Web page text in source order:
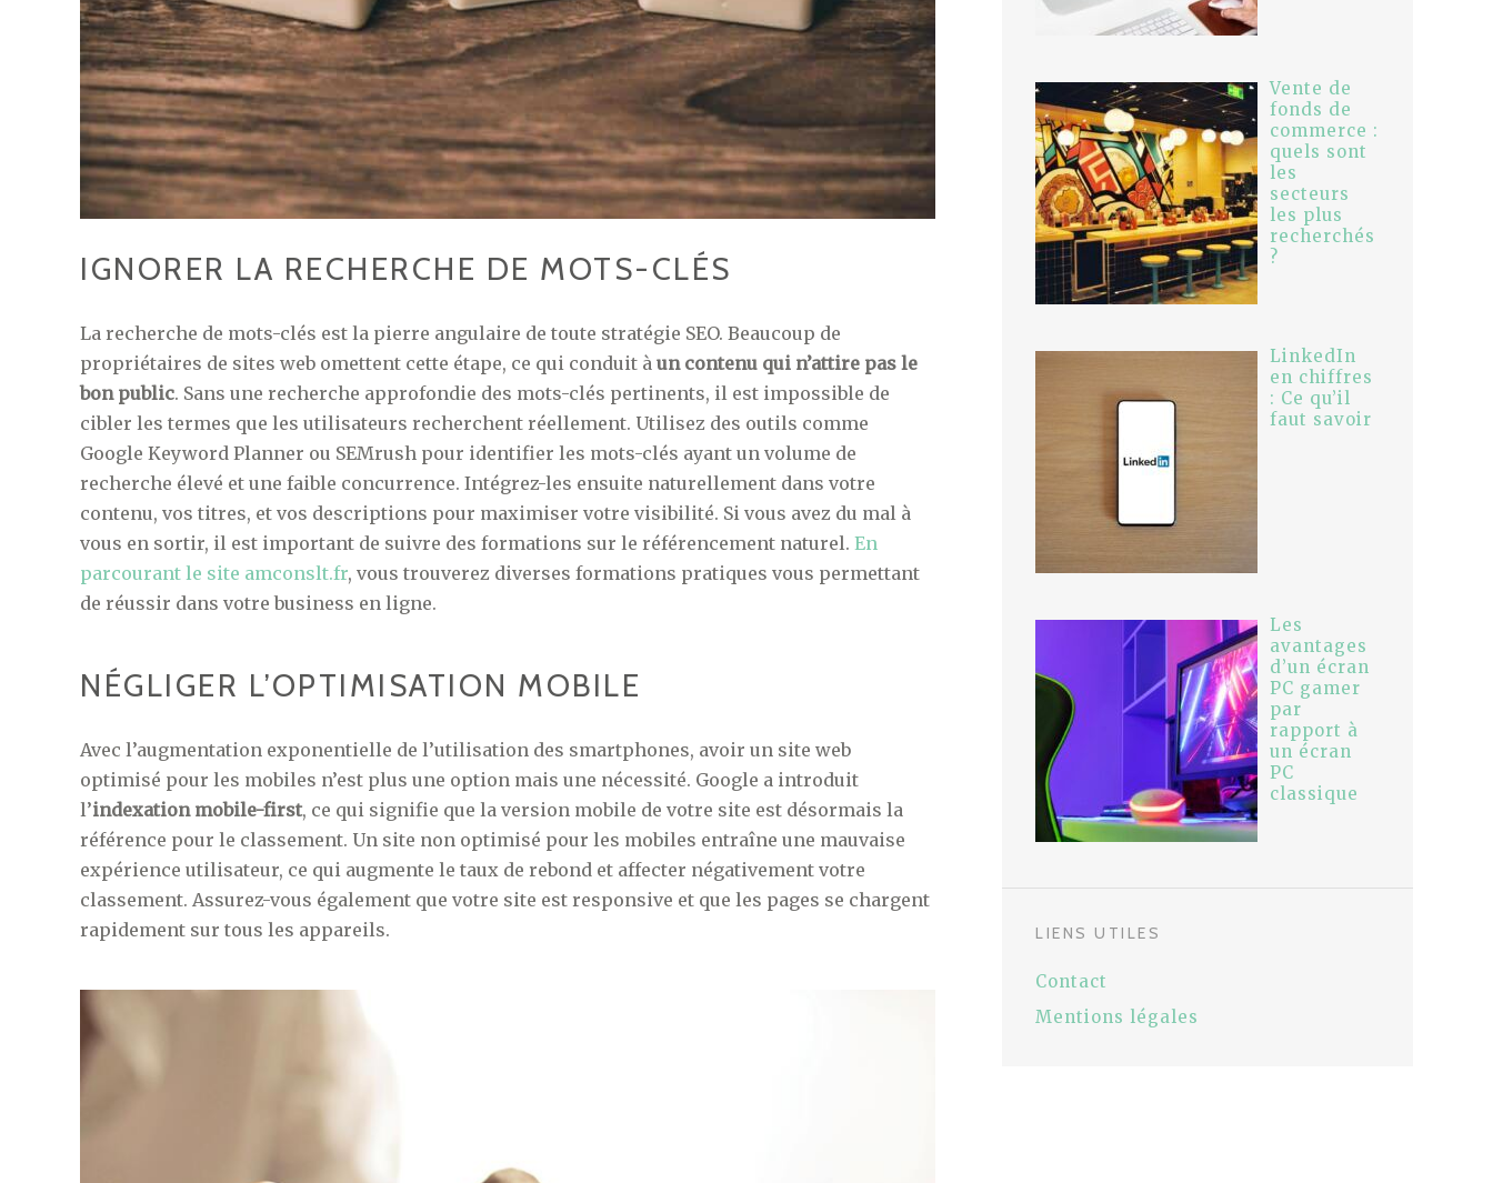
IGNORER LA RECHERCHE DE MOTS-CLÉS
La recherche de mots-clés est la pierre angulaire de toute stratégie SEO. Beaucoup de
propriétaires de sites web omettent cette étape, ce qui conduit à un contenu qui n’attire pas le
bon public. Sans une recherche approfondie des mots-clés pertinents, il est impossible de
cibler les termes que les utilisateurs recherchent réellement. Utilisez des outils comme
Google Keyword Planner ou SEMrush pour identifier les mots-clés ayant un volume de
recherche élevé et une faible concurrence. Intégrez-les ensuite naturellement dans votre
contenu, vos titres, et vos descriptions pour maximiser votre visibilité. Si vous avez du mal à
vous en sortir, il est important de suivre des formations sur le référencement naturel. En
parcourant le site amconslt.fr, vous trouverez diverses formations pratiques vous permettant
de réussir dans votre business en ligne.
NÉGLIGER L’OPTIMISATION MOBILE
Avec l’augmentation exponentielle de l’utilisation des smartphones, avoir un site web
optimisé pour les mobiles n’est plus une option mais une nécessité. Google a introduit
l’indexation mobile-first, ce qui signifie que la version mobile de votre site est désormais la
référence pour le classement. Un site non optimisé pour les mobiles entraîne une mauvaise
expérience utilisateur, ce qui augmente le taux de rebond et affecter négativement votre
classement. Assurez-vous également que votre site est responsive et que les pages se chargent
rapidement sur tous les appareils.
Vente de
fonds de
commerce :
quels sont
les
secteurs
les plus
recherchés
?
LinkedIn
en chiffres
: Ce qu’il
faut savoir
Les
avantages
d’un écran
PC gamer
par
rapport à
un écran
PC
classique
LIENS UTILES
Contact
Mentions légales